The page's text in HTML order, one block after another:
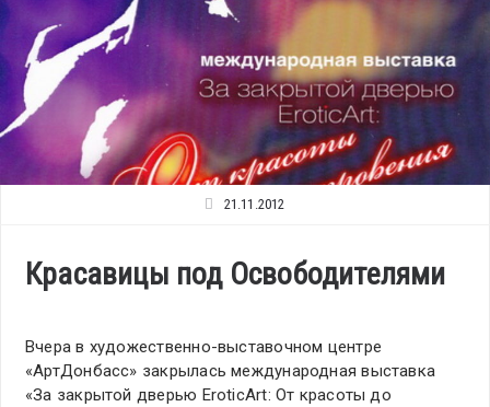
21.11.2012
Красавицы под Освободителями
Вчера в художественно-выставочном центре
«АртДонбасс» закрылась международная выставка
«За закрытой дверью EroticArt: От красоты до